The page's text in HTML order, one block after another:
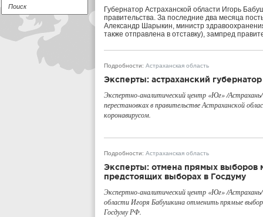
Губернатор Астраханской области Игорь
правительства. За последние два месяца
Александр Шарыкин, министр
также отправлена в отставку), зампред
Подробности: Астраханская область
Эксперты: астраханский
Экспертно-аналитический центр «Юг» /
перестановках в правительстве Астраханской
коронавирусом.
Подробности: Астраханская область
Эксперты: отмена прямых выборов
предстоящих выборах в Госдуму
Экспертно-аналитический центр «Юг» /
области Игоря Бабушкина отменить прямые
Госдуму РФ.